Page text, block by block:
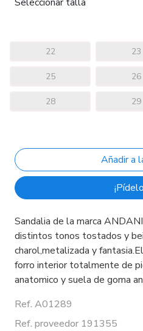
22 23
25 26
28 29
Sandalia de la marca
distintos tonos tostados y
charol,metalizada y
forro interior totalmente de
anatomico y suela de goma
Ref. A01289
Ref. proveedor 191355